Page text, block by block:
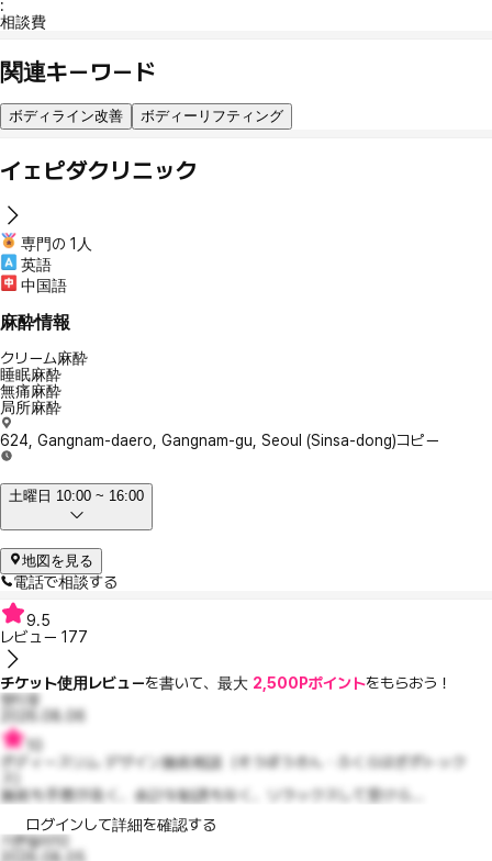
:
相談費
関連キーワード
ボディライン改善 ボディーリフティング
イェピダクリニック
専門の 1人
英語
中国語
麻酔情報
クリーム麻酔
睡眠麻酔
無痛麻酔
局所麻酔
624, Gangnam-daero, Gangnam-gu, Seoul (Sinsa-dong)コピー
土曜日 10:00 ~ 16:00
地図を見る
電話で相談する
9.5
レビュー 177
チケット使用レビューを書いて、最大 2,500Pポイントをもらおう！
쩡티몽
2026.08.06
ボディースリム デザイン施術相談（そうぼうきん・ふくらはぎボトック
施術も手際が良く、余計な勧誘もなく、リラックスして受けら...
ログインして詳細を確認する
기쁜델라10